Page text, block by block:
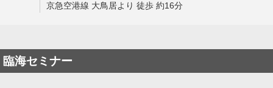
京急空港線 大鳥居より 徒歩 約16分
臨海セミナー